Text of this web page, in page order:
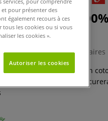
enduite en
0 Commentaires
vous proposons une toile en
grain très subtil vous
pour présenter des
également recours à ces
tous les cookies ou si vous
les cookies ».
Autoriser les cookies